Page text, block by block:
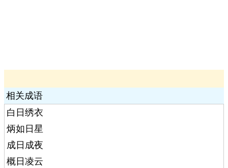
相关成语
白日绣衣
炳如日星
成日成夜
概日凌云